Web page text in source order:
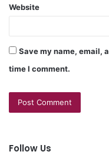
Website
Save my name, email,
time I comment.
Follow Us